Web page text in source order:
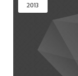
2013